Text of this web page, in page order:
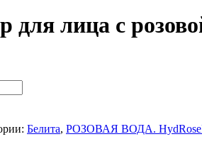
для лица с
Белита, РОЗОВАЯ ВОДА.